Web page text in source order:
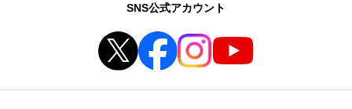
SNS公式アカウント